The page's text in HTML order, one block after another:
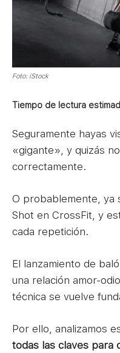
Foto: iStock
Tiempo de lectura
Seguramente hayas
«gigante», y quizás
correctamente.
O probablemente, ya
Shot en CrossFit, y
cada repetición.
El lanzamiento de
una relación amor-
técnica se vuelve
Por ello, analizamos
todas las claves para